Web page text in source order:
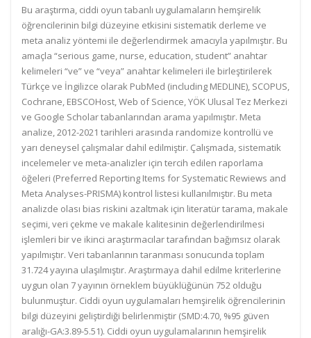
Bu araştırma, ciddi oyun tabanlı uygulamaların hemşirelik
öğrencilerinin bilgi düzeyine etkisini sistematik derleme ve
meta analiz yöntemi ile değerlendirmek amacıyla yapılmıştır. Bu
amaçla “serious game, nurse, education, student” anahtar
kelimeleri “ve” ve “veya” anahtar kelimeleri ile birleştirilerek
Türkçe ve İngilizce olarak PubMed (including MEDLINE), SCOPUS,
Cochrane, EBSCOHost, Web of Science, YÖK Ulusal Tez Merkezi
ve Google Scholar tabanlarından arama yapılmıştır. Meta
analize, 2012-2021 tarihleri arasında randomize kontrollü ve
yarı deneysel çalışmalar dahil edilmiştir. Çalışmada, sistematik
incelemeler ve meta-analizler için tercih edilen raporlama
öğeleri (Preferred Reporting Items for Systematic Rewiews and
Meta Analyses-PRISMA) kontrol listesi kullanılmıştır. Bu meta
analizde olası bias riskini azaltmak için literatür tarama, makale
seçimi, veri çekme ve makale kalitesinin değerlendirilmesi
işlemleri bir ve ikinci araştırmacılar tarafından bağımsız olarak
yapılmıştır. Veri tabanlarının taranması sonucunda toplam
31.724 yayına ulaşılmıştır. Araştırmaya dahil edilme kriterlerine
uygun olan 7 yayının örneklem büyüklüğünün 752 olduğu
bulunmuştur. Ciddi oyun uygulamaları hemşirelik öğrencilerinin
bilgi düzeyini geliştirdiği belirlenmiştir (SMD:4.70, %95 güven
aralığı-GA:3.89-5.51). Ciddi oyun uygulamalarının hemşirelik